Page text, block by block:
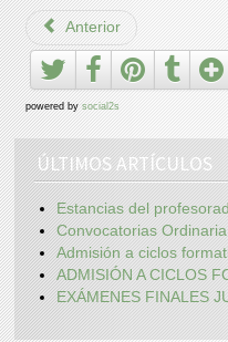
Anterior
powered bysocial2s
ÚLTIMOS ARTÍCULOS
Estancias del
Convocatorias
Admisión a ciclos
ADMISIÓN A CICLOS
EXÁMENES FINALES